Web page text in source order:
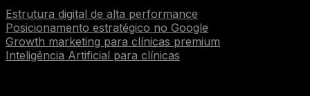
Estrutura digital de alta performance
Posicionamento estratégico no Google
Growth marketing para clínicas premium
Inteligência Artificial para clínicas